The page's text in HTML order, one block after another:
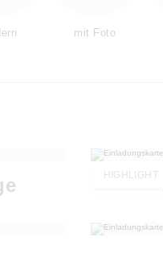
mit Foto
HIGHLIGHT